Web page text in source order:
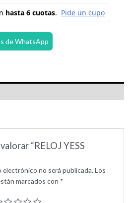
de WhatsApp
“RELOJ YESS
electrónico no será publicada. Los
marcados con *